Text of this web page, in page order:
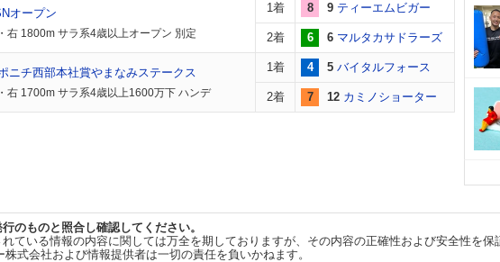
オープン
右 1800m サラ系4歳以上オープン 別定
1着 8 9 ティーエムビガー
2着 6 6 マルタカサドラーズ
ニチ西部本社賞やまなみステークス
右 1700m サラ系4歳以上1600万下 ハンデ
1着 4 5 バイタルフォース
2着 7 12 カミノショーター
行のものと照合し確認してください。
ている情報の内容に関しては万全を期しておりますが、その内容の正確性および安全性を
式会社および情報提供者は一切の責任を負いかねます。